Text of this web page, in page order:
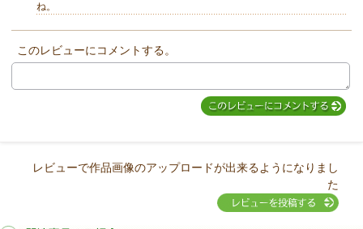
MIYUKI先生からのコメント
ね。
このレビューにコメントする。
レビューで作品画像のアップロードが出来るようになりまし
た